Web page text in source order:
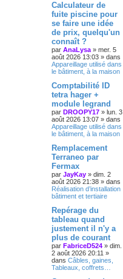
Calculateur de
fuite piscine pour
se faire une idée
de prix, quelqu'un
connaît ?
par AnaLysa » mer. 5
août 2026 13:03 » dans
Appareillage utilisé dans
le bâtiment, à la maison
Comptabilité ID
tetra hager +
module legrand
par DROOPY17 » lun. 3
août 2026 13:07 » dans
Appareillage utilisé dans
le bâtiment, à la maison
Remplacement
Terraneo par
Fermax
par JayKay » dim. 2
août 2026 21:38 » dans
Réalisation d’installation
bâtiment et tertiaire
Repérage du
tableau quand
justement il n'y a
plus de courant
par FabriceD524 » dim.
2 août 2026 20:11 »
dans Câbles, gaines,
Tableaux, coffrets…